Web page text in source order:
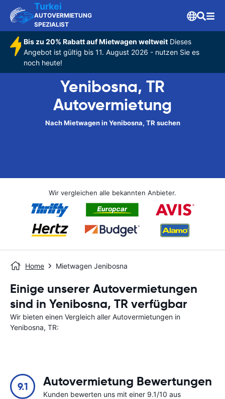
Turkei
AUTOVERMIETUNG
SPEZIALIST
Bis zu 20% Rabatt auf Mietwagen weltweitDieses
Angebot ist gültig bis 11. August 2026 - nutzen Sie es
noch heute!
Yenibosna, TR
Autovermietung
Nach Mietwagen in Yenibosna, TR suchen
Wir vergleichen alle bekannten Anbieter.
Home Mietwagen Jenibosna
Einige unserer Autovermietungen
sind in Yenibosna, TR verfügbar
Wir bieten einen Vergleich aller Autovermietungen in
Yenibosna, TR:
9.1 Autovermietung Bewertungen
Kunden bewerten uns mit einer 9.1/10 aus